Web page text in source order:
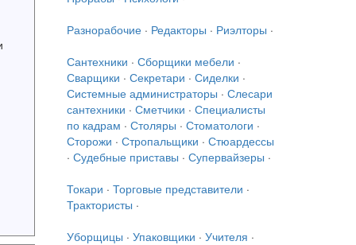
Разнорабочие· Редакторы · Риэлторы ·
Сантехники · Сборщики мебели ·
Сварщики · Секретари · Сиделки ·
Системные администраторы · Слесари
сантехники · Сметчики · Специалисты
по кадрам · Столяры · Стоматологи ·
Сторожи · Стропальщики · Стюардессы
· Судебные приставы · Супервайзеры ·
Токари · Торговые представители ·
Трактористы ·
Уборщицы · Упаковщики · Учителя ·